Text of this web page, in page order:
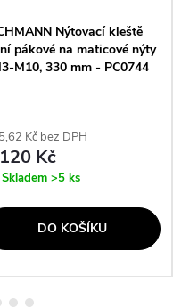
Nýtovací kleště
pákové na maticové nýty
M10, 330 mm - PC0744
Kč bez DPH
Kč
Skladem >5 ks
DO KOŠÍKU